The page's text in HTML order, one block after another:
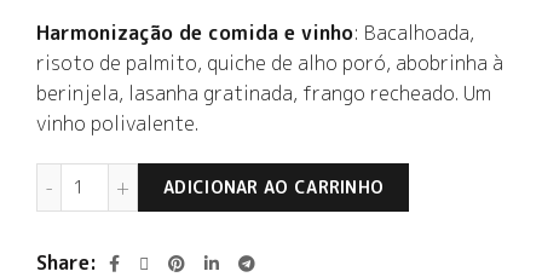
Harmonização de comida e vinho: Bacalhoada,
risoto de palmito, quiche de alho poró, abobrinha à
berinjela, lasanha gratinada, frango recheado. Um
vinho polivalente.
Quinta do Portal Branco 2020 quantidade
ADICIONAR AO CARRINHO
Share